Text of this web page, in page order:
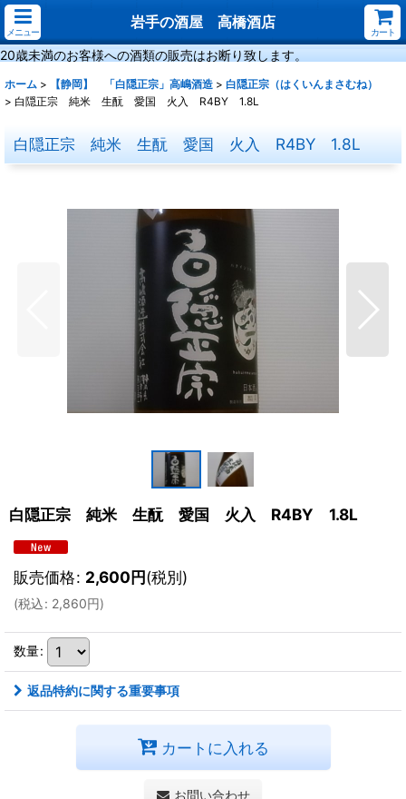
メニュー
岩手の酒屋 高橋酒店
カート
20歳未満のお客様への酒類の販売はお断り致します。
ホーム > 【静岡】 「白隠正宗」高嶋酒造 > 白隠正宗（はくいんまさむね）
> 白隠正宗 純米 生酛 愛国 火入 R4BY 1.8L
白隠正宗 純米 生酛 愛国 火入 R4BY 1.8L
白隠正宗 純米 生酛 愛国 火入 R4BY 1.8L
販売価格: 2,600円(税別)
(税込: 2,860円)
数量:
返品特約に関する重要事項
カートに入れる
お問い合わせ